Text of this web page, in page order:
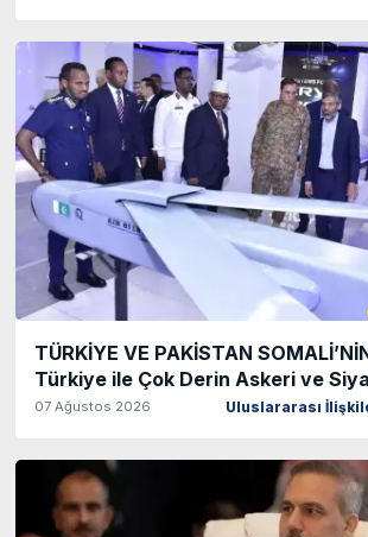
TÜRKİYE VE PAKİSTAN
Türkiye ile Çok Derin Askeri ve
07 Ağustos 2026 Uluslararası